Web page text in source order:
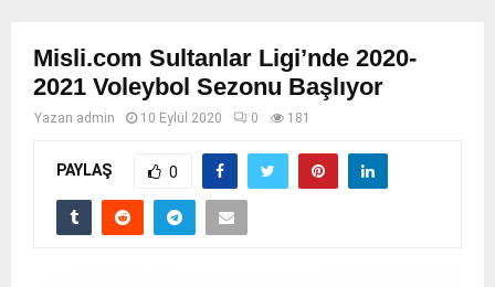
Misli.com Sultanlar Ligi’nde 2020-
2021 Voleybol Sezonu Başlıyor
Yazan admin 10 Eylül 2020 0 181
PAYLAŞ 0